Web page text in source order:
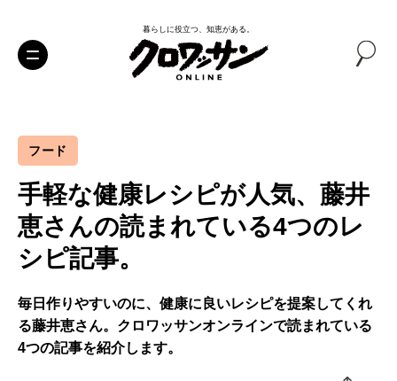
暮らしに役立つ、知恵がある。
フード
手軽な健康レシピが人気、藤井
恵さんの読まれている4つのレ
シピ記事。
毎日作りやすいのに、健康に良いレシピを提案してくれ
る藤井恵さん。クロワッサンオンラインで読まれている
4つの記事を紹介します。